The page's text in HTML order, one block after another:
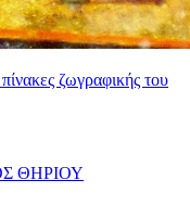
ζωγραφικής του
ΘΗΡΙΟΥ